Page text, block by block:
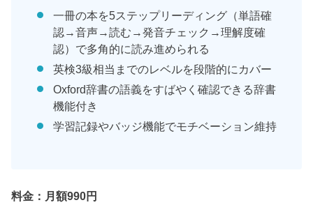
一冊の本を5ステップリーディング（単語確
認→音声→読む→発音チェック→理解度確
認）で多角的に読み進められる
英検3級相当までのレベルを段階的にカバー
Oxford辞書の語義をすばやく確認できる辞書
機能付き
学習記録やバッジ機能でモチベーション維持
料金：月額990円